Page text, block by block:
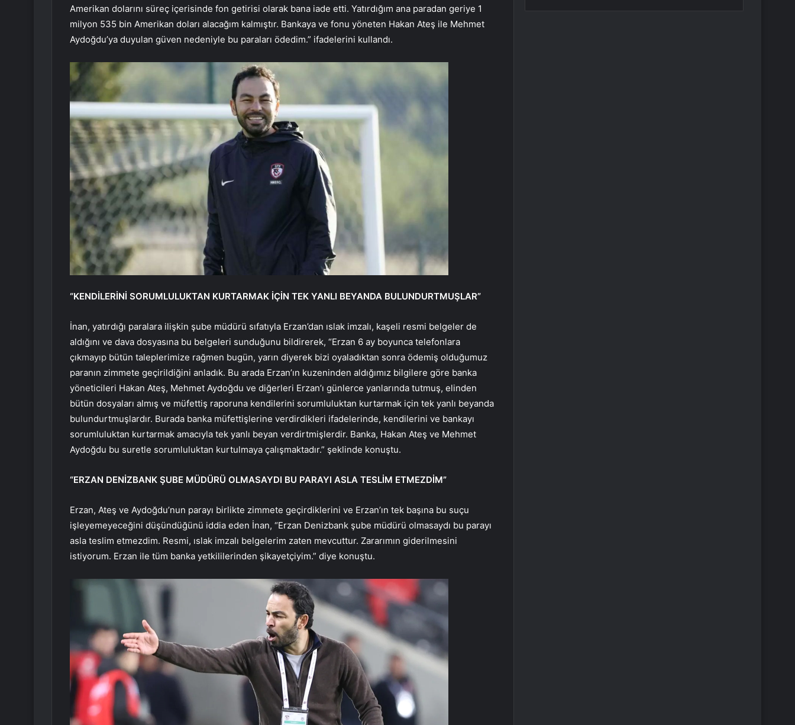
Amerikan dolarını süreç içerisinde fon getirisi olarak bana iade etti. Yatırdığım ana paradan geriye 1
milyon 535 bin Amerikan doları alacağım kalmıştır. Bankaya ve fonu yöneten Hakan Ateş ile Mehmet
Aydoğdu’ya duyulan güven nedeniyle bu paraları ödedim.” ifadelerini kullandı.
“KENDİLERİNİ SORUMLULUKTAN KURTARMAK İÇİN TEK YANLI BEYANDA BULUNDURTMUŞLAR”
İnan, yatırdığı paralara ilişkin şube müdürü sıfatıyla Erzan’dan ıslak imzalı, kaşeli resmi belgeler de
aldığını ve dava dosyasına bu belgeleri sunduğunu bildirerek, “Erzan 6 ay boyunca telefonlara
çıkmayıp bütün taleplerimize rağmen bugün, yarın diyerek bizi oyaladıktan sonra ödemiş olduğumuz
paranın zimmete geçirildiğini anladık. Bu arada Erzan’ın kuzeninden aldığımız bilgilere göre banka
yöneticileri Hakan Ateş, Mehmet Aydoğdu ve diğerleri Erzan’ı günlerce yanlarında tutmuş, elinden
bütün dosyaları almış ve müfettiş raporuna kendilerini sorumluluktan kurtarmak için tek yanlı beyanda
bulundurtmuşlardır. Burada banka müfettişlerine verdirdikleri ifadelerinde, kendilerini ve bankayı
sorumluluktan kurtarmak amacıyla tek yanlı beyan verdirtmişlerdir. Banka, Hakan Ateş ve Mehmet
Aydoğdu bu suretle sorumluluktan kurtulmaya çalışmaktadır.” şeklinde konuştu.
“ERZAN DENİZBANK ŞUBE MÜDÜRÜ OLMASAYDI BU PARAYI ASLA TESLİM ETMEZDİM”
Erzan, Ateş ve Aydoğdu’nun parayı birlikte zimmete geçirdiklerini ve Erzan’ın tek başına bu suçu
işleyemeyeceğini düşündüğünü iddia eden İnan, “Erzan Denizbank şube müdürü olmasaydı bu parayı
asla teslim etmezdim. Resmi, ıslak imzalı belgelerim zaten mevcuttur. Zararımın giderilmesini
istiyorum. Erzan ile tüm banka yetkililerinden şikayetçiyim.” diye konuştu.